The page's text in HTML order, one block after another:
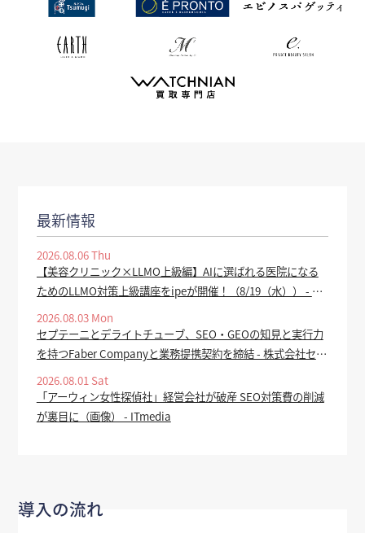
最新情報
2026.08.06 Thu
【美容クリニック×LLMO上級編】AIに選ばれる医院になる
ためのLLMO対策上級講座をipeが開催！（8/19（水）） - PR
2026.08.03 Mon
セプテーニとデライトチューブ、SEO・GEOの知見と実行力
を持つFaber Companyと業務提携契約を締結 - 株式会社セプ
2026.08.01 Sat
「アーウィン女性探偵社」経営会社が破産 SEO対策費の削減
が裏目に（画像） - ITmedia
導入の流れ